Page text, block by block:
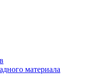
материала